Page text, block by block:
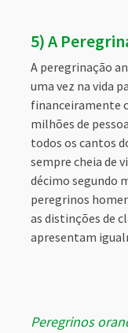
5) A
A peregrinação
uma vez na vida
financeiramente
milhões de
todos os cantos
sempre cheia de
décimo segundo
peregrinos
as distinções de
apresentam
Peregrinos